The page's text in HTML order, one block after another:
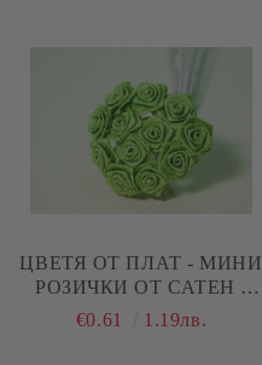
ЦВЕТЯ ОТ ПЛАТ - МИНИ
РОЗИЧКИ ОТ САТЕН -
ПАПРАТ ЗЕЛЕНО - 12 БР
€0.61 1.19лв.